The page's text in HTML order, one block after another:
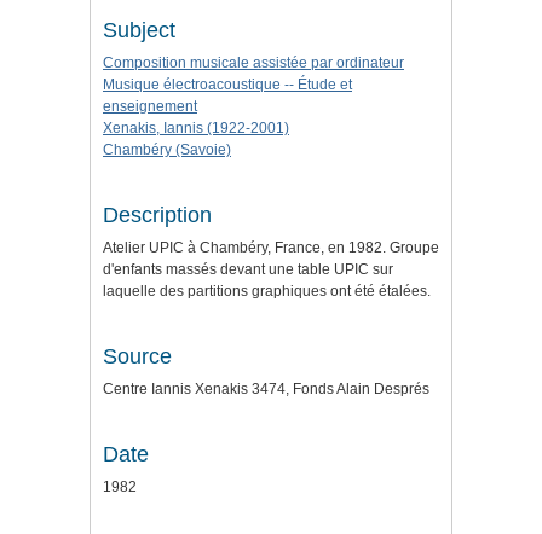
Subject
Composition musicale assistée par ordinateur
Musique électroacoustique -- Étude et
enseignement
Xenakis, Iannis (1922-2001)
Chambéry (Savoie)
Description
Atelier UPIC à Chambéry, France, en 1982. Groupe
d'enfants massés devant une table UPIC sur
laquelle des partitions graphiques ont été étalées.
Source
Centre Iannis Xenakis 3474, Fonds Alain Després
Date
1982